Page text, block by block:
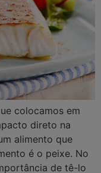
colocamos em
direto na
alimento que
é o peixe. No
de tê-lo